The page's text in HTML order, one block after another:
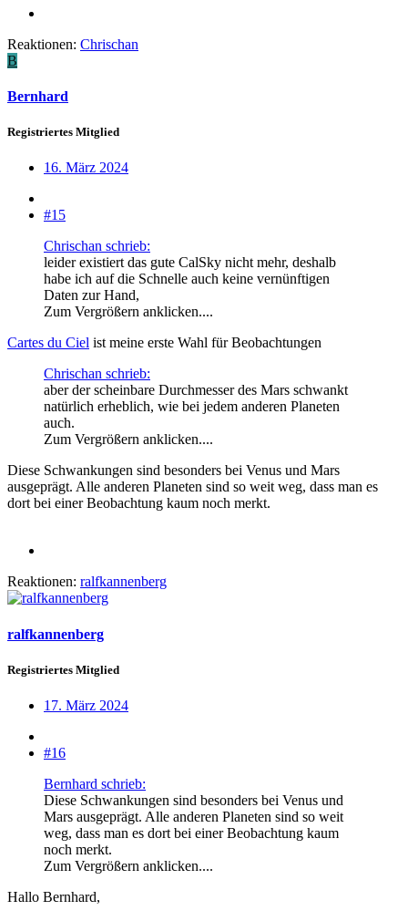
Reaktionen: Chrischan
B
Bernhard
Registriertes Mitglied
16. März 2024
#15
Chrischan schrieb:
leider existiert das gute CalSky nicht mehr, deshalb
habe ich auf die Schnelle auch keine vernünftigen
Daten zur Hand,
Zum Vergrößern anklicken....
Cartes du Ciel ist meine erste Wahl für Beobachtungen
Chrischan schrieb:
aber der scheinbare Durchmesser des Mars schwankt
natürlich erheblich, wie bei jedem anderen Planeten
auch.
Zum Vergrößern anklicken....
Diese Schwankungen sind besonders bei Venus und Mars
ausgeprägt. Alle anderen Planeten sind so weit weg, dass man es
dort bei einer Beobachtung kaum noch merkt.
Reaktionen: ralfkannenberg
ralfkannenberg
Registriertes Mitglied
17. März 2024
#16
Bernhard schrieb:
Diese Schwankungen sind besonders bei Venus und
Mars ausgeprägt. Alle anderen Planeten sind so weit
weg, dass man es dort bei einer Beobachtung kaum
noch merkt.
Zum Vergrößern anklicken....
Hallo Bernhard,